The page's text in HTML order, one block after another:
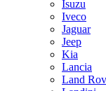
Isuzu
Iveco
Jaguar
Jeep
Kia
Lancia
Land